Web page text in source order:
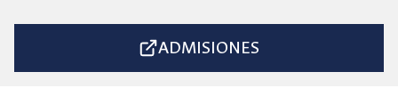
ADMISIONES